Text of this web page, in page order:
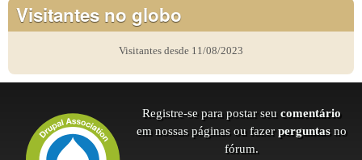
Visitantes no globo
Visitantes desde 11/08/2023
Registre-se para postar seu comentário
em nossas páginas ou fazer perguntas no
fórum.